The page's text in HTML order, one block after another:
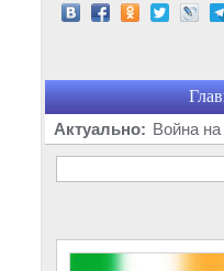
Актуально: Война